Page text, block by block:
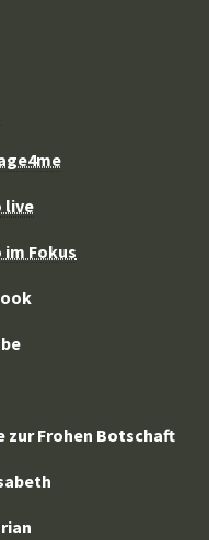
live
im Fokus
zur Frohen Botschaft